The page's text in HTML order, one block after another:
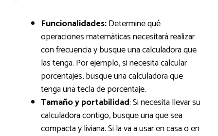
Funcionalidades:Determine qué
operaciones matemáticas necesitará realizar
con frecuencia y busque una calculadora que
las tenga. Por ejemplo, si necesita calcular
porcentajes, busque una calculadora que
tenga una tecla de porcentaje.
Tamaño y portabilidad: Si necesita llevar su
calculadora contigo, busque una que sea
compacta y liviana. Si la va a usar en casa o en